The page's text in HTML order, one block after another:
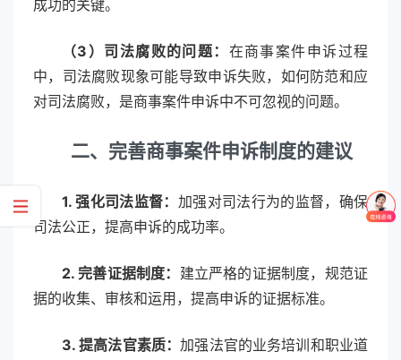
成功的关键。
（3）司法腐败的问题： 在商事案件申诉过程
中，司法腐败现象可能导致申诉失败，如何防范和应
对司法腐败，是商事案件申诉中不可忽视的问题。
二、完善商事案件申诉制度的建议
1. 强化司法监督： 加强对司法行为的监督，确保
司法公正，提高申诉的成功率。
2. 完善证据制度： 建立严格的证据制度，规范证
据的收集、审核和运用，提高申诉的证据标准。
3. 提高法官素质：加强法官的业务培训和职业道